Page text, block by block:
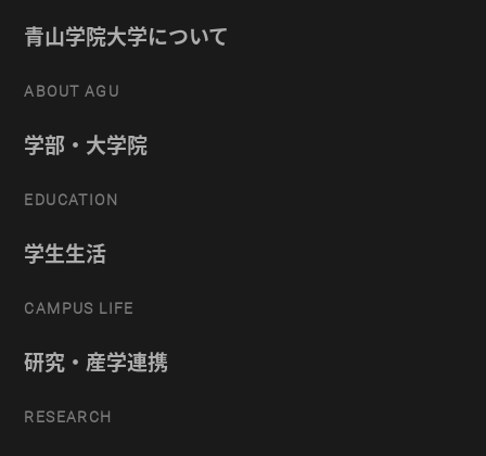
青山学院大学について
ABOUT AGU
学部・大学院
EDUCATION
学生生活
CAMPUS LIFE
研究・産学連携
RESEARCH